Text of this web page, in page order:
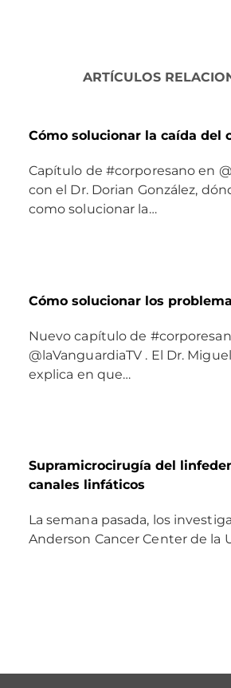
ARTÍCULOS
Cómo solucionar la caída del
Capítulo de #corporesano en
con el Dr. Dorian González,
como solucionar la…
Cómo solucionar los
Nuevo capítulo de
@laVanguardiaTV . El Dr.
explica en que…
Supramicrocirugía del
canales linfáticos
La semana pasada, los
Anderson Cancer Center de la